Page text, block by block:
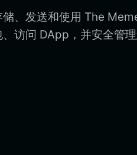
、发送和使用 The
访问 DApp，并安全管